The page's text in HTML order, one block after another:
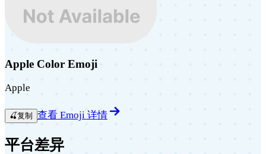
Apple Color Emoji
Apple
🍒复制 查看 Emoji 详情
平台差异